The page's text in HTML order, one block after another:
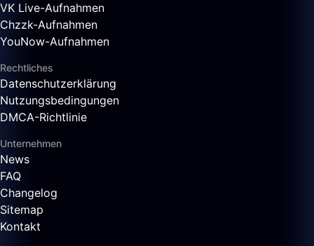
VK Live-Aufnahmen
Chzzk-Aufnahmen
YouNow-Aufnahmen
Rechtliches
Datenschutzerklärung
Nutzungsbedingungen
DMCA-Richtlinie
Unternehmen
News
FAQ
Changelog
Sitemap
Kontakt